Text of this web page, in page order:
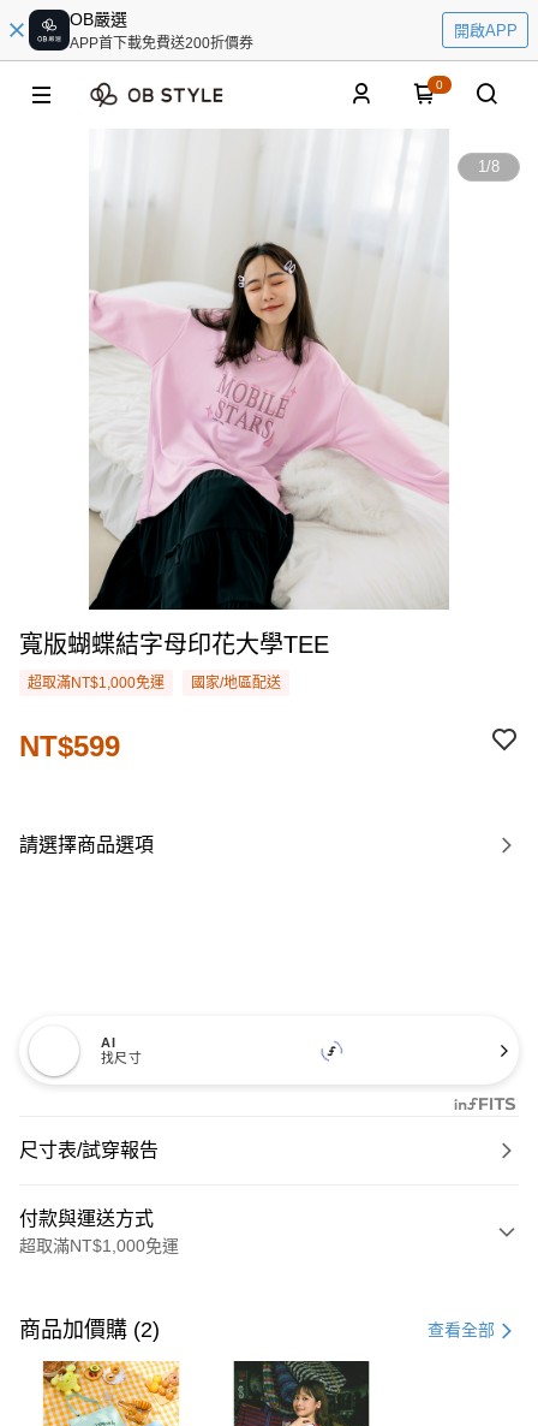
OB嚴選
APP首下載免費送200折價券
開啟APP
0
1/8
寬版蝴蝶結字母印花大學TEE
超取滿NT$1,000免運 國家/地區配送
NT$599
請選擇商品選項
AI
找尺寸
尺寸表/試穿報告
付款與運送方式
超取滿NT$1,000免運
信用卡一次付款
購物金
超商取貨付款
商品加價購 (2) 查看全部